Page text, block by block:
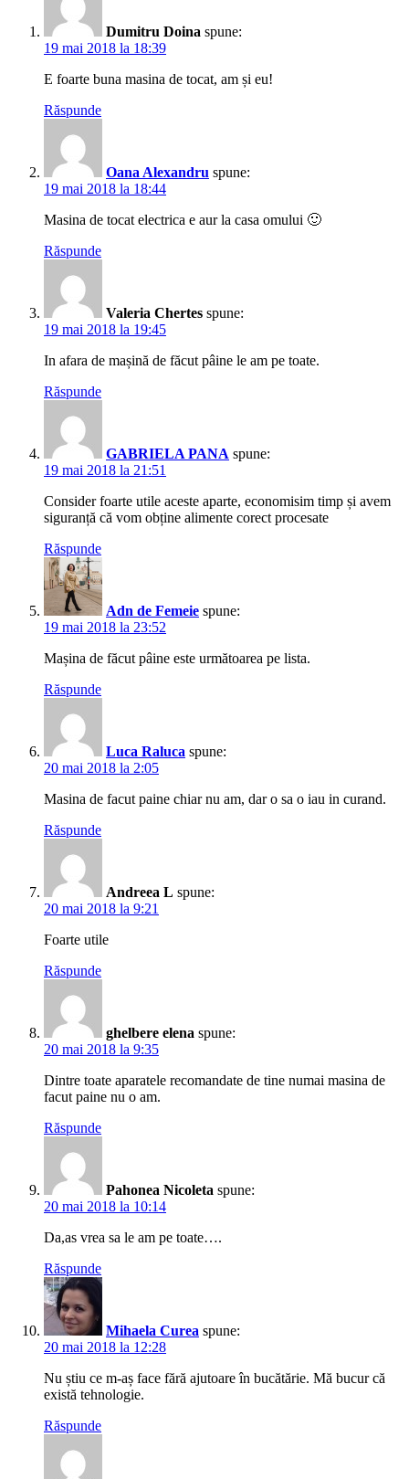
Dumitru Doina spune:
19 mai 2018 la 18:39
E foarte buna masina de tocat, am și eu!
Răspunde
Oana Alexandru spune:
19 mai 2018 la 18:44
Masina de tocat electrica e aur la casa omului 🙂
Răspunde
Valeria Chertes spune:
19 mai 2018 la 19:45
In afara de mașină de făcut pâine le am pe toate.
Răspunde
GABRIELA PANA spune:
19 mai 2018 la 21:51
Consider foarte utile aceste aparte, economisim timp și avem
siguranță că vom obține alimente corect procesate
Răspunde
Adn de Femeie spune:
19 mai 2018 la 23:52
Mașina de făcut pâine este următoarea pe lista.
Răspunde
Luca Raluca spune:
20 mai 2018 la 2:05
Masina de facut paine chiar nu am, dar o sa o iau in curand.
Răspunde
Andreea L spune:
20 mai 2018 la 9:21
Foarte utile
Răspunde
ghelbere elena spune:
20 mai 2018 la 9:35
Dintre toate aparatele recomandate de tine numai masina de
facut paine nu o am.
Răspunde
Pahonea Nicoleta spune:
20 mai 2018 la 10:14
Da,as vrea sa le am pe toate….
Răspunde
Mihaela Curea spune:
20 mai 2018 la 12:28
Nu știu ce m-aș face fără ajutoare în bucătărie. Mă bucur că
există tehnologie.
Răspunde